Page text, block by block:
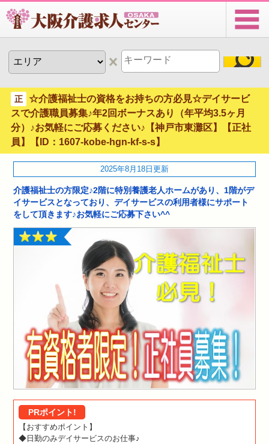
正
☆介護福祉士の資格をお持ちの方必見☆デイサービ
スで介護職員募集♪年2回ボーナスあり（年平均3.5ヶ月
分）♪お気軽にご応募ください♪【神戸市東灘区】【正社
員】【ID：1607-kobe-hgn-kf-s-s】
2025年8月18日更新
介護福祉士の方限定♪2階に特別養護老人ホームがあり、1階がデ
イサービスとなっており、デイサービスの利用者様にサポート
をして頂きます♪お気軽にご応募下さい^^
PRポイント!
【おすすめポイント】
◆日勤のみデイサービスのお仕事♪